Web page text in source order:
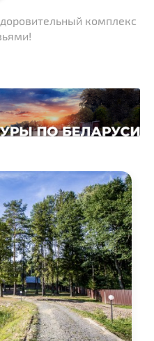
комплекс